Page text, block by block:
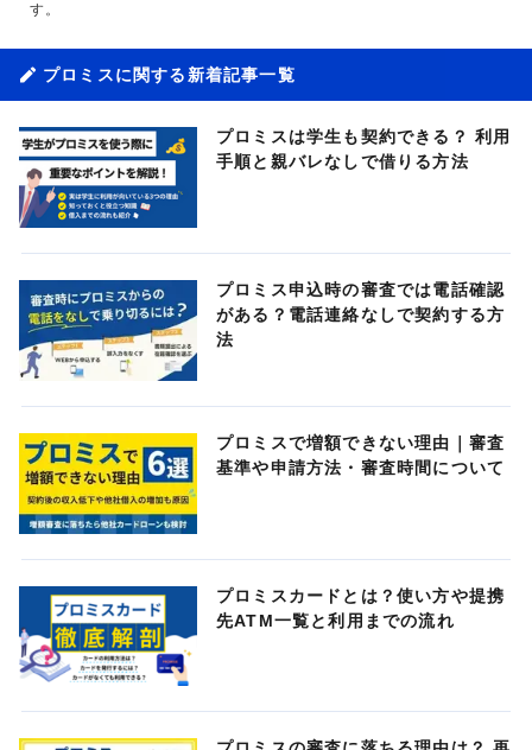
す。
プロミスに関する新着記事一覧
プロミスは学生も契約できる？ 利用
手順と親バレなしで借りる方法
プロミス申込時の審査では電話確認
がある？電話連絡なしで契約する方
法
プロミスで増額できない理由｜審査
基準や申請方法・審査時間について
プロミスカードとは？使い方や提携
先ATM一覧と利用までの流れ